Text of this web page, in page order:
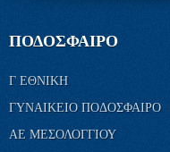
ΠΟΔΟΣΦΑΙΡΟ
Γ ΕΘΝΙΚΗ
ΓΥΝΑΙΚΕΙΟ ΠΟΔΟΣΦΑΙΡΟ
ΑΕ ΜΕΣΟΛΟΓΓΙΟΥ